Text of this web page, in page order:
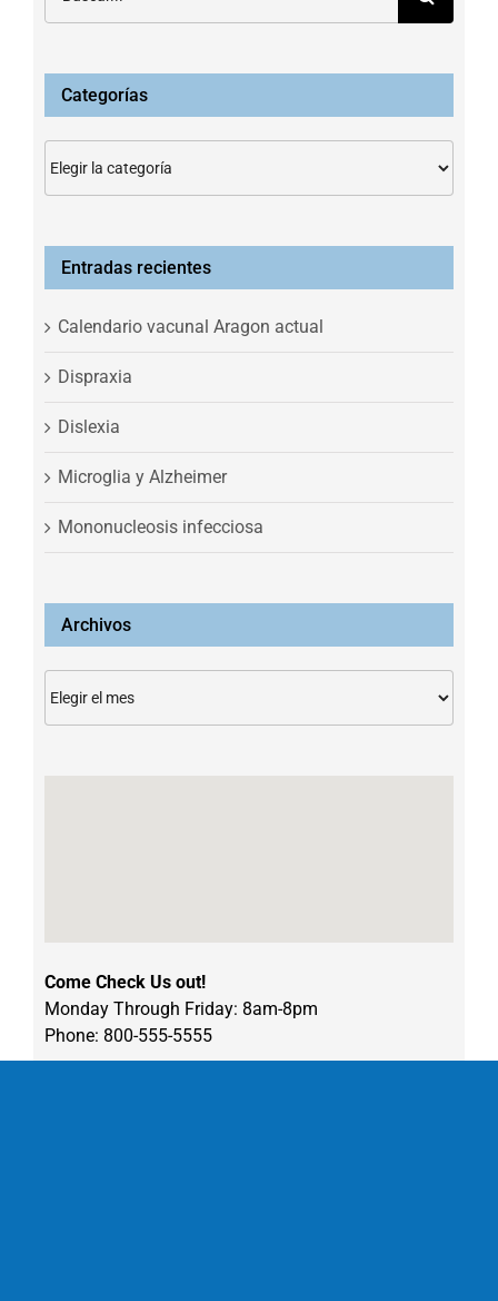
Categorías
Entradas recientes
Calendario vacunal Aragon actual
Dispraxia
Dislexia
Microglia y Alzheimer
Mononucleosis infecciosa
Archivos
Come Check Us out!
Monday Through Friday: 8am-8pm
Phone: 800-555-5555